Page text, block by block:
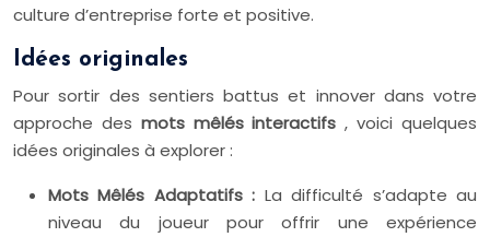
culture d’entreprise forte et positive.
Idées originales
Pour sortir des sentiers battus et innover dans votre
approche des mots mêlés interactifs, voici quelques
idées originales à explorer :
Mots Mêlés Adaptatifs : La difficulté s’adapte au
niveau du joueur pour offrir une expérience